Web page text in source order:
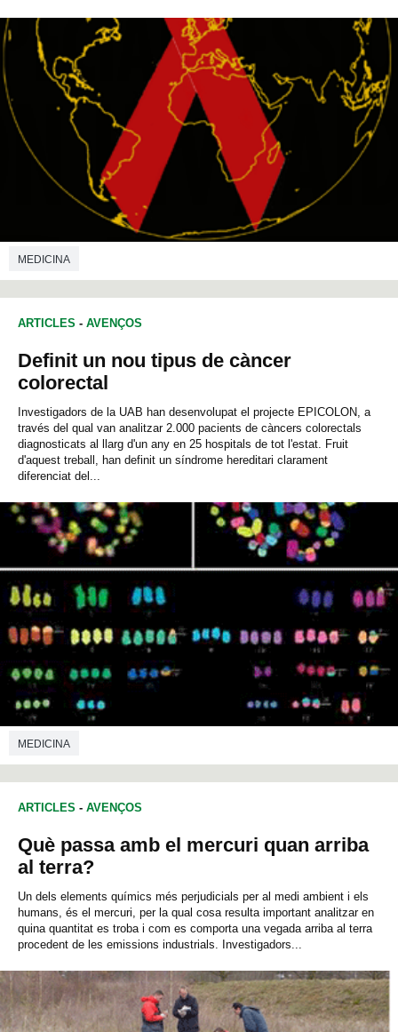
MEDICINA
ARTICLES - AVENÇOS
Definit un nou tipus de càncer
colorectal
Investigadors de la UAB han desenvolupat el projecte EPICOLON, a
través del qual van analitzar 2.000 pacients de càncers colorectals
diagnosticats al llarg d'un any en 25 hospitals de tot l'estat. Fruit
d'aquest treball, han definit un síndrome hereditari clarament
diferenciat del...
MEDICINA
ARTICLES - AVENÇOS
Què passa amb el mercuri quan arriba
al terra?
Un dels elements químics més perjudicials per al medi ambient i els
humans, és el mercuri, per la qual cosa resulta important analitzar en
quina quantitat es troba i com es comporta una vegada arriba al terra
procedent de les emissions industrials. Investigadors...